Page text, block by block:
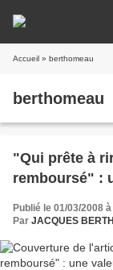
Accueil » berthomeau
berthomeau
"Qui prête à
remboursé" :
Publié le 01/03/2008
Par JACQUES